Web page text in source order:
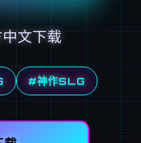
文下载
#神作SLG